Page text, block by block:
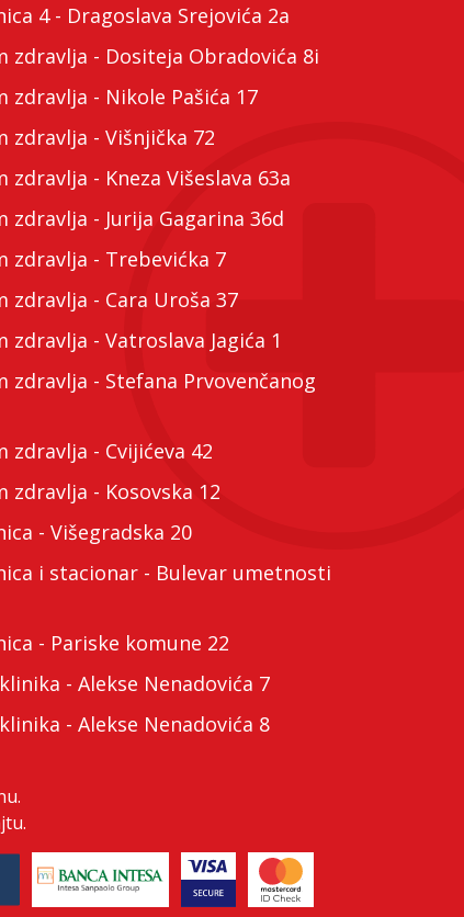
4 - Dragoslava Srejovića 2a
zdravlja - Dositeja Obradovića 8i
zdravlja - Nikole Pašića 17
zdravlja - Višnjička 72
zdravlja - Kneza Višeslava 63a
zdravlja - Jurija Gagarina 36d
zdravlja - Trebevićka 7
zdravlja - Cara Uroša 37
zdravlja - Vatroslava Jagića 1
zdravlja - Stefana Prvovenčanog
zdravlja - Cvijićeva 42
zdravlja - Kosovska 12
- Višegradska 20
i stacionar - Bulevar umetnosti
- Pariske komune 22
- Alekse Nenadovića 7
- Alekse Nenadovića 8